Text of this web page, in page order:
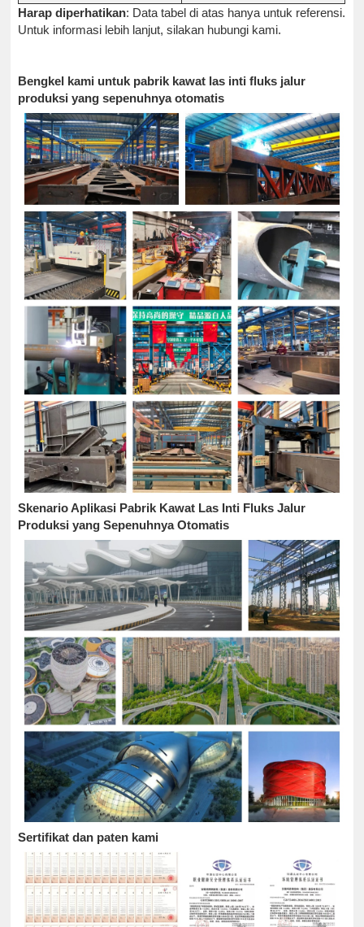
Harap diperhatikan: Data tabel di atas hanya untuk referensi.
Untuk informasi lebih lanjut, silakan hubungi kami.
Bengkel kami untuk pabrik kawat las inti fluks jalur
produksi yang sepenuhnya otomatis
Skenario Aplikasi Pabrik Kawat Las Inti Fluks Jalur
Produksi yang Sepenuhnya Otomatis
Sertifikat dan paten kami